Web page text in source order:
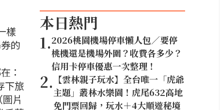
樣
的
：
下旅
片
本日熱門
1.2026桃園機場停車懶人包／要停
桃機還是機場外圍？收費各多少？
信用卡停車優惠一次整理！
2. 【雲林親子玩水】全台唯一「虎爺
主題」叢林水樂園！虎尾632高地
免門票回歸，玩水＋4大順遊秘境